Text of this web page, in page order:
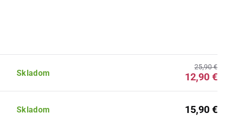
Skladom
25,90 €
12,90 €
Skladom 15,90 €